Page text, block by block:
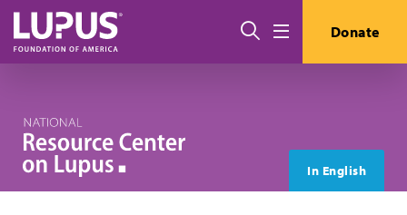
Pasar al contenido principal
Buscar Donate
In English